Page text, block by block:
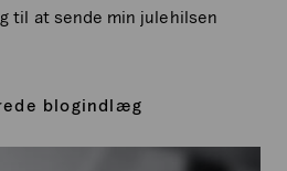
til at sende min julehilsen
blogindlæg